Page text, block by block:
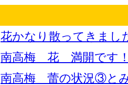
花かなり散ってきま
南高梅 花 満開です
南高梅 蕾の状況③と